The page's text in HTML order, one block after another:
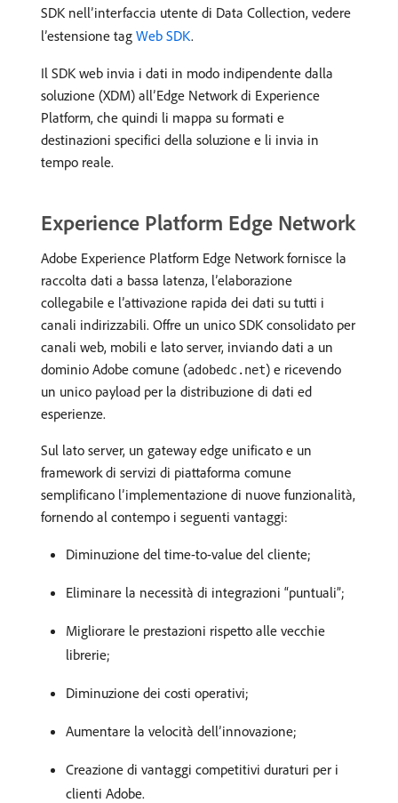
SDK nell’interfaccia utente di Data Collection, vedere
l’estensione tag Web SDK.
Il SDK web invia i dati in modo indipendente dalla
soluzione (XDM) all’Edge Network di Experience
Platform, che quindi li mappa su formati e
destinazioni specifici della soluzione e li invia in
tempo reale.
Experience Platform Edge Network
Adobe Experience Platform Edge Network fornisce la
raccolta dati a bassa latenza, l’elaborazione
collegabile e l’attivazione rapida dei dati su tutti i
canali indirizzabili. Offre un unico SDK consolidato per
canali web, mobili e lato server, inviando dati a un
dominio Adobe comune (adobedc.net) e ricevendo
un unico payload per la distribuzione di dati ed
esperienze.
Sul lato server, un gateway edge unificato e un
framework di servizi di piattaforma comune
semplificano l’implementazione di nuove funzionalità,
fornendo al contempo i seguenti vantaggi:
Diminuzione del time-to-value del cliente;
Eliminare la necessità di integrazioni “puntuali”;
Migliorare le prestazioni rispetto alle vecchie
librerie;
Diminuzione dei costi operativi;
Aumentare la velocità dell’innovazione;
Creazione di vantaggi competitivi duraturi per i
clienti Adobe.